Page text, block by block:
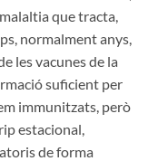
que tracta,
normalment anys,
les vacunes de la
suficient per
immunitzats, però
estacional,
de forma